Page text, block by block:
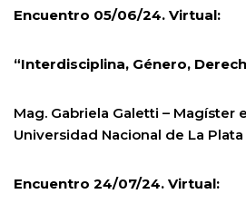
Encuentro 05/06/24. Virtual:
“Interdisciplina, Género,
Mag. Gabriela Galetti – Magíster
Universidad Nacional de La Plata
Encuentro 24/07/24. Virtual: